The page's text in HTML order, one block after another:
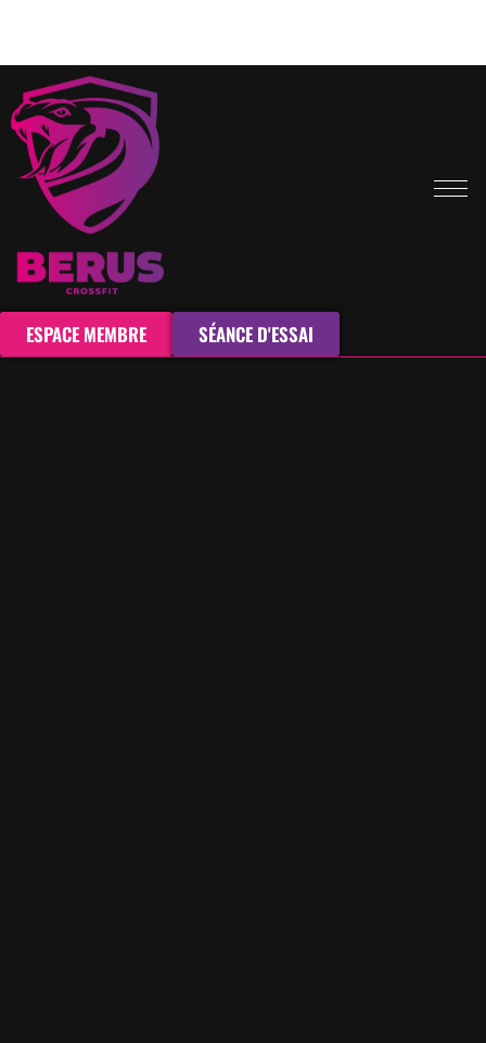
ESPACE MEMBRE SÉANCE D'ESSAI